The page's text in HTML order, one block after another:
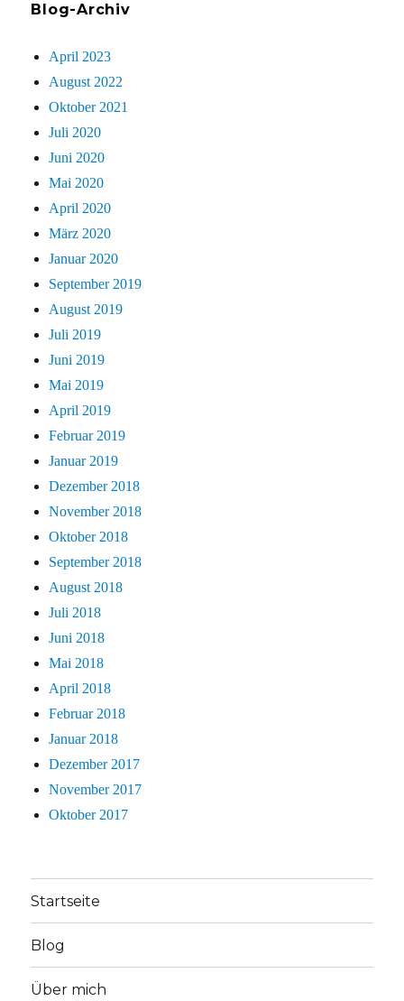
Blog-Archiv
April 2023
August 2022
Oktober 2021
Juli 2020
Juni 2020
Mai 2020
April 2020
März 2020
Januar 2020
September 2019
August 2019
Juli 2019
Juni 2019
Mai 2019
April 2019
Februar 2019
Januar 2019
Dezember 2018
November 2018
Oktober 2018
September 2018
August 2018
Juli 2018
Juni 2018
Mai 2018
April 2018
Februar 2018
Januar 2018
Dezember 2017
November 2017
Oktober 2017
Startseite
Blog
Über mich